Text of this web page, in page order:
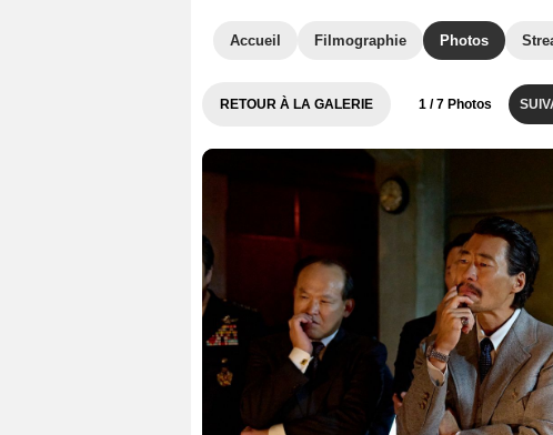
Accueil Filmographie Photos
RETOUR À LA GALERIE 1 / 7 Photos